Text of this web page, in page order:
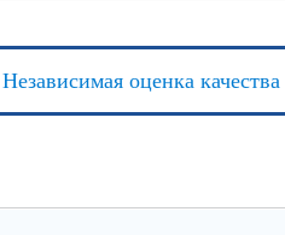
Независимая оценка качества